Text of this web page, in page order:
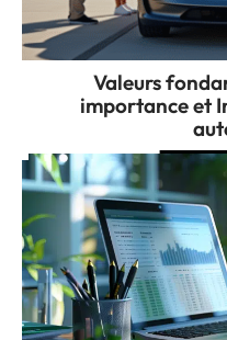
Valeurs
importance et